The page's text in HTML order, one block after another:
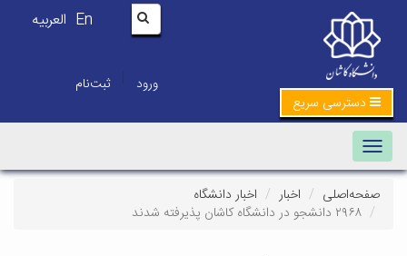
En العربیه
ورود | ثبت‌نام
دسترسی سریع
Toggle navigation
صفحه‌اصلی اخبار
اخبار دانشگاه
۲۹۶۸ دانشجو در دانشگاه کاشان پذیرفته شدند